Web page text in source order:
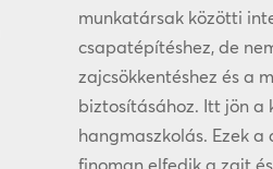
munkatársak közötti
csapatépítéshez, de
zajcsökkentéshez és a
biztosításához. Itt jön a
hangmaszkolás. Ezek
finoman elfedik a zajt